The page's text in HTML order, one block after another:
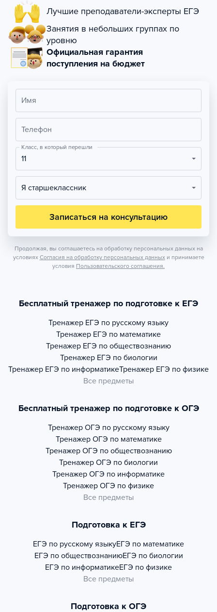
Лучшие преподаватели-эксперты ЕГЭ
Занятия в небольших группах по
уровню
Официальная гарантия
поступления на бюджет
Имя
Телефон
Класс, в который перешли
11
Я старшеклассник
Записаться на консультацию
Продолжая, вы соглашаетесь на обработку персональных данных на
условиях Согласия на обработку персональных данных и принимаете
условия Пользовательского соглашения.
Бесплатный тренажер по подготовке к ЕГЭ
Тренажер ЕГЭ по русскому языку
Тренажер ЕГЭ по математике
Тренажер ЕГЭ по обществознанию
Тренажер ЕГЭ по биологии
Тренажер ЕГЭ по информатикеТренажер ЕГЭ по физике
Все предметы
Бесплатный тренажер по подготовке к ОГЭ
Тренажер ОГЭ по русскому языку
Тренажер ОГЭ по математике
Тренажер ОГЭ по обществознанию
Тренажер ОГЭ по биологии
Тренажер ОГЭ по информатике
Тренажер ОГЭ по физике
Все предметы
Подготовка к ЕГЭ
ЕГЭ по русскому языкуЕГЭ по математике
ЕГЭ по обществознаниюЕГЭ по биологии
ЕГЭ по информатикеЕГЭ по физике
Все предметы
Подготовка к ОГЭ